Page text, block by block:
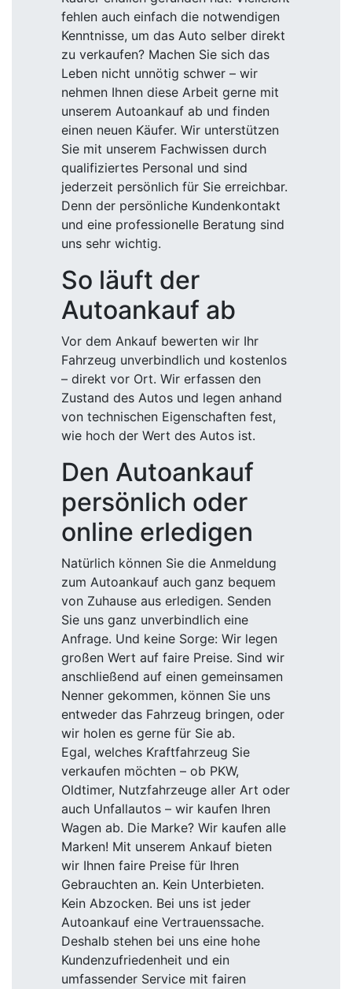
fehlen auch einfach die notwendigen
Kenntnisse, um das Auto selber direkt
zu verkaufen? Machen Sie sich das
Leben nicht unnötig schwer – wir
nehmen Ihnen diese Arbeit gerne mit
unserem Autoankauf ab und finden
einen neuen Käufer. Wir unterstützen
Sie mit unserem Fachwissen durch
qualifiziertes Personal und sind
jederzeit persönlich für Sie erreichbar.
Denn der persönliche Kundenkontakt
und eine professionelle Beratung sind
uns sehr wichtig.
So läuft der
Autoankauf ab
Vor dem Ankauf bewerten wir Ihr
Fahrzeug unverbindlich und kostenlos
– direkt vor Ort. Wir erfassen den
Zustand des Autos und legen anhand
von technischen Eigenschaften fest,
wie hoch der Wert des Autos ist.
Den Autoankauf
persönlich oder
online erledigen
Natürlich können Sie die Anmeldung
zum Autoankauf auch ganz bequem
von Zuhause aus erledigen. Senden
Sie uns ganz unverbindlich eine
Anfrage. Und keine Sorge: Wir legen
großen Wert auf faire Preise. Sind wir
anschließend auf einen gemeinsamen
Nenner gekommen, können Sie uns
entweder das Fahrzeug bringen, oder
wir holen es gerne für Sie ab.
Egal, welches Kraftfahrzeug Sie
verkaufen möchten – ob PKW,
Oldtimer, Nutzfahrzeuge aller Art oder
auch Unfallautos – wir kaufen Ihren
Wagen ab. Die Marke? Wir kaufen alle
Marken! Mit unserem Ankauf bieten
wir Ihnen faire Preise für Ihren
Gebrauchten an. Kein Unterbieten.
Kein Abzocken. Bei uns ist jeder
Autoankauf eine Vertrauenssache.
Deshalb stehen bei uns eine hohe
Kundenzufriedenheit und ein
umfassender Service mit fairen